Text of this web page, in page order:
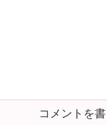
コメントを